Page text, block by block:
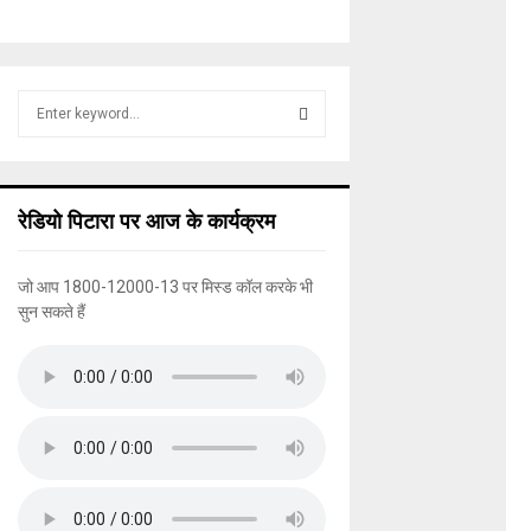
h
रेडियो पिटारा पर आज के कार्यक्रम
जो आप 1800-12000-13 पर मिस्ड कॉल करके भी
सुन सकते हैं